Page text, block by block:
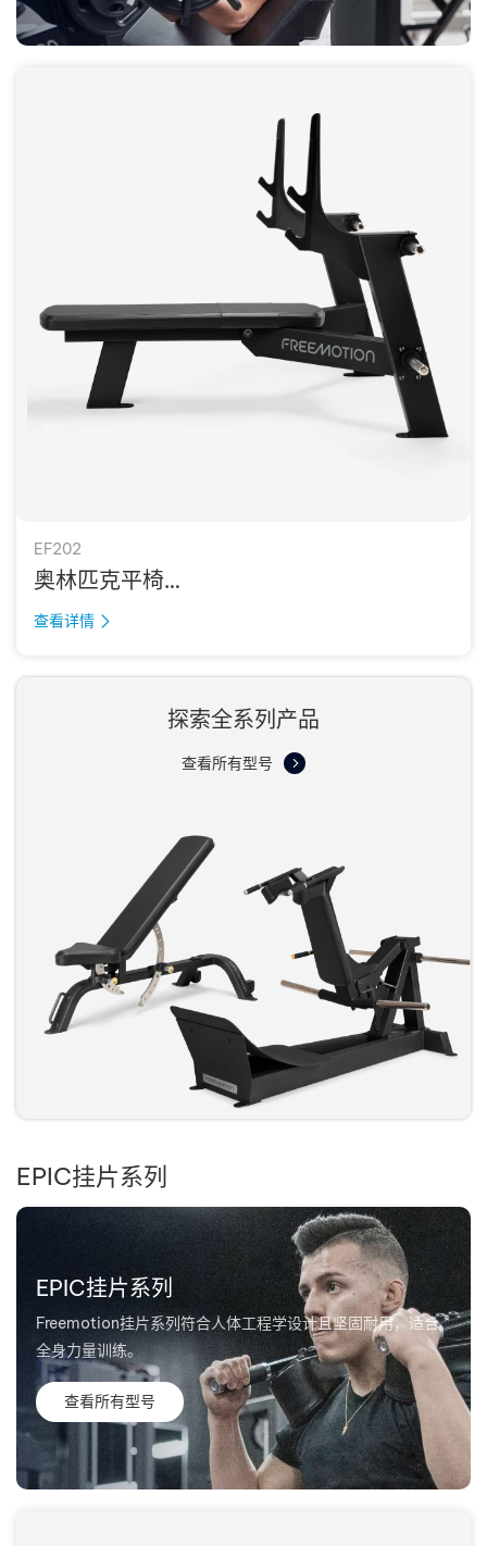
EF202
奥林匹克平椅
OLYMPIC FLAT BENCH
查看详情
探索全系列产品
查看所有型号
EPIC挂片系列
EPIC挂片系列
Freemotion挂片系列符合人体工程学设计且坚固耐用，适合
全身力量训练。
查看所有型号